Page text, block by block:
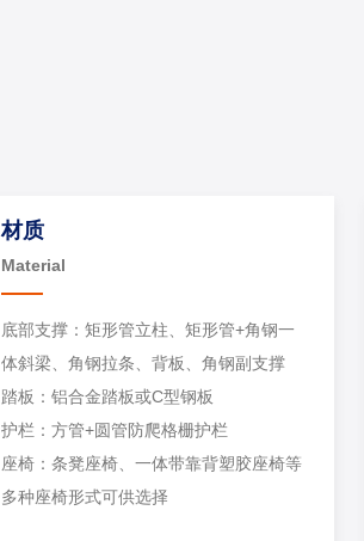
材质
Material
底部支撑：矩形管立柱、矩形管+角钢一
体斜梁、角钢拉条、背板、角钢副支撑
踏板：铝合金踏板或C型钢板
护栏：方管+圆管防爬格栅护栏
座椅：条凳座椅、一体带靠背塑胶座椅等
多种座椅形式可供选择